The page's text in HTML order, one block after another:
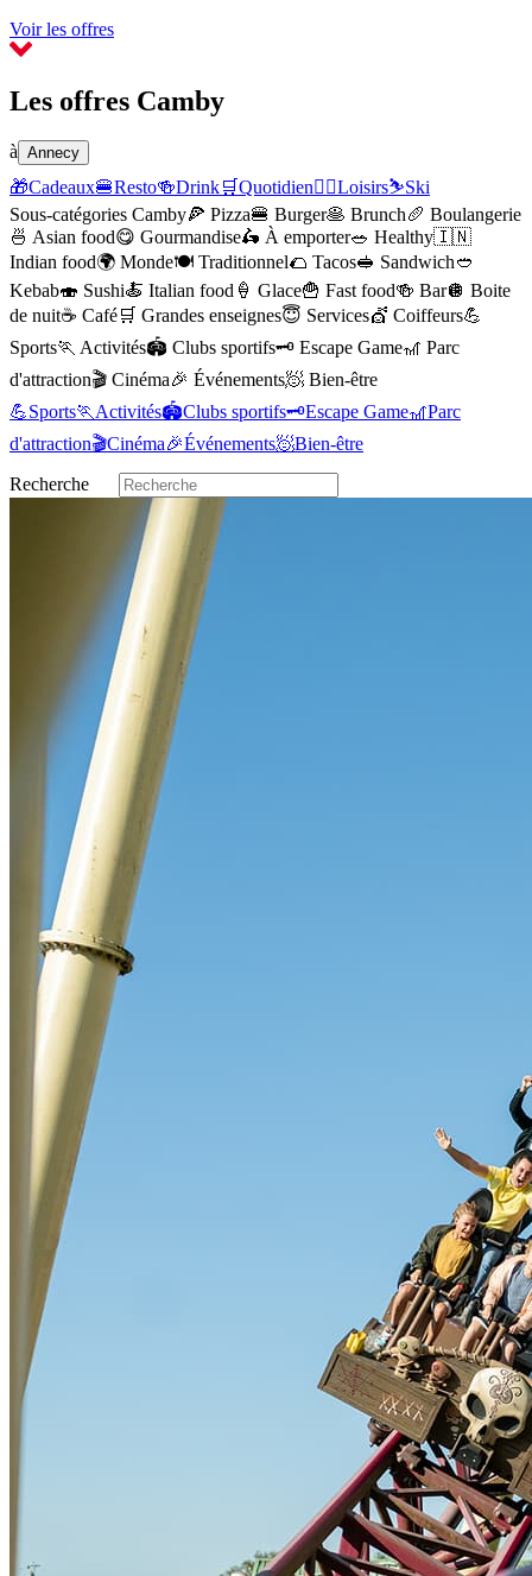
Voir les offres
Les offres Camby
à Annecy
🎁Cadeaux🍔Resto🍻Drink🛒Quotidien🏃‍♂️Loisirs⛷️Ski
Sous-catégories Camby🍕 Pizza🍔 Burger🥞 Brunch🥖 Boulangerie
🍜 Asian food😋 Gourmandise🛵 À emporter🥗 Healthy🇮🇳
Indian food🌍 Monde🍽️ Traditionnel🌮 Tacos🥪 Sandwich🥙
Kebab🍣 Sushi🍝 Italian food 🍦 Glace🍟 Fast food🍻 Bar🪩 Boite
de nuit☕️ Café🛒 Grandes enseignes😇 Services💇 Coiffeurs💪
Sports🏃 Activités🏟️ Clubs sportifs🗝️ Escape Game🎢 Parc
d'attraction🎬 Cinéma🎉 Événements🧖 Bien-être
💪Sports🏃Activités🏟️Clubs sportifs🗝️Escape Game🎢Parc
d'attraction🎬Cinéma🎉Événements🧖Bien-être
Recherche